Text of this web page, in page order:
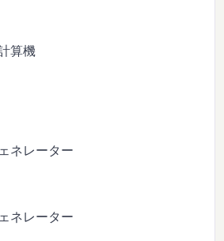
算機
ネレーター
ネレーター